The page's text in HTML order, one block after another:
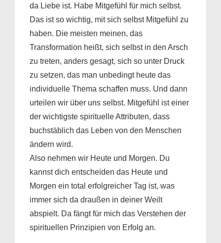
da Liebe ist. Habe Mitgefühl für mich selbst.
Das ist so wichtig, mit sich selbst Mitgefühl zu
haben. Die meisten meinen, das
Transformation heißt, sich selbst in den Arsch
zu treten, anders gesagt, sich so unter Druck
zu setzen, das man unbedingt heute das
individuelle Thema schaffen muss. Und dann
urteilen wir über uns selbst. Mitgefühl ist einer
der wichtigste spirituelle Attributen, dass
buchstäblich das Leben von den Menschen
ändern wird.
Also nehmen wir Heute und Morgen. Du
kannst dich entscheiden das Heute und
Morgen ein total erfolgreicher Tag ist, was
immer sich da draußen in deiner Weilt
abspielt. Da fängt für mich das Verstehen der
spirituellen Prinzipien von Erfolg an.